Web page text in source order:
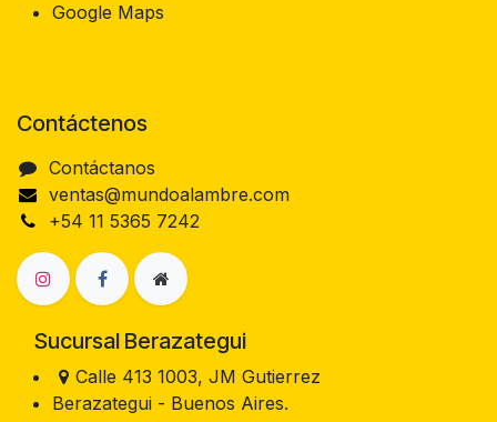
Google Maps
Contáctenos
Contáctanos
ventas@mundoalambre.com
+54 11 5365 7242
Sucursal Berazategui
Calle 413 1003, JM Gutierrez
Berazategui - Buenos Aires.